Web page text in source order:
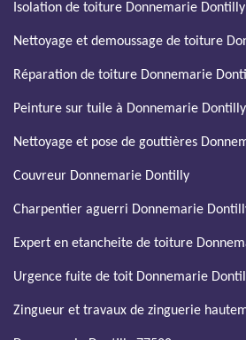
Isolation de toiture Donnemarie Dontilly
Nettoyage et demoussage de toiture
Réparation de toiture Donnemarie
Peinture sur tuile à Donnemarie
Nettoyage et pose de gouttières
Couvreur Donnemarie Dontilly
Charpentier aguerri Donnemarie
Expert en etancheite de toiture
Urgence fuite de toit Donnemarie
Zingueur et travaux de zinguerie